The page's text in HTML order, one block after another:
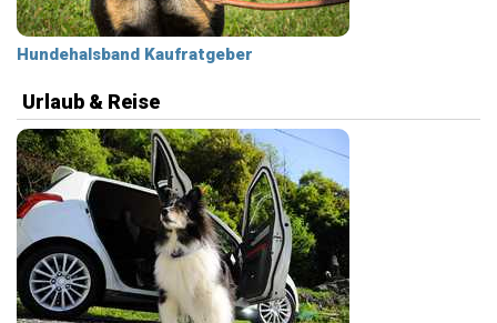
Hundehalsband Kaufratgeber
Urlaub & Reise